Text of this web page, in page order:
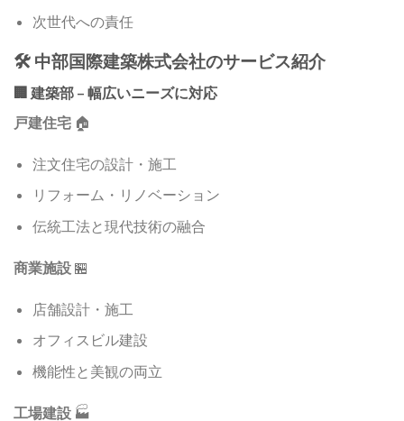
次世代への責任
🛠️ 中部国際建築株式会社のサービス紹介
🏢 建築部 – 幅広いニーズに対応
戸建住宅 🏠
注文住宅の設計・施工
リフォーム・リノベーション
伝統工法と現代技術の融合
商業施設 🏪
店舗設計・施工
オフィスビル建設
機能性と美観の両立
工場建設 🏭